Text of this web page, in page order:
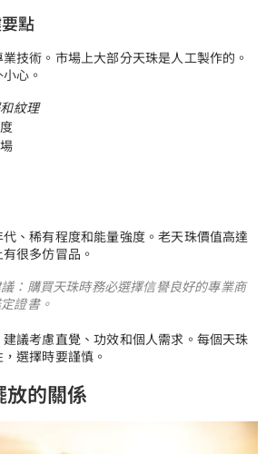
點
技術。市場上大部分天珠是人工製作的。
心。
紋理
、稀有程度和能量強度。老天珠價值高達
很多仿冒品。
：購買天珠時務必選擇信譽良好的專業商
證書。
議考慮直覺、功效和個人需求。每個天珠
選擇時要謹慎。
放的關係